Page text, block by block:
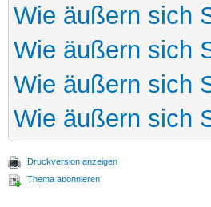
Wie äußern sich
Wie äußern sich
Wie äußern sich
Wie äußern sich
Druckversion anzeigen
Thema abonnieren